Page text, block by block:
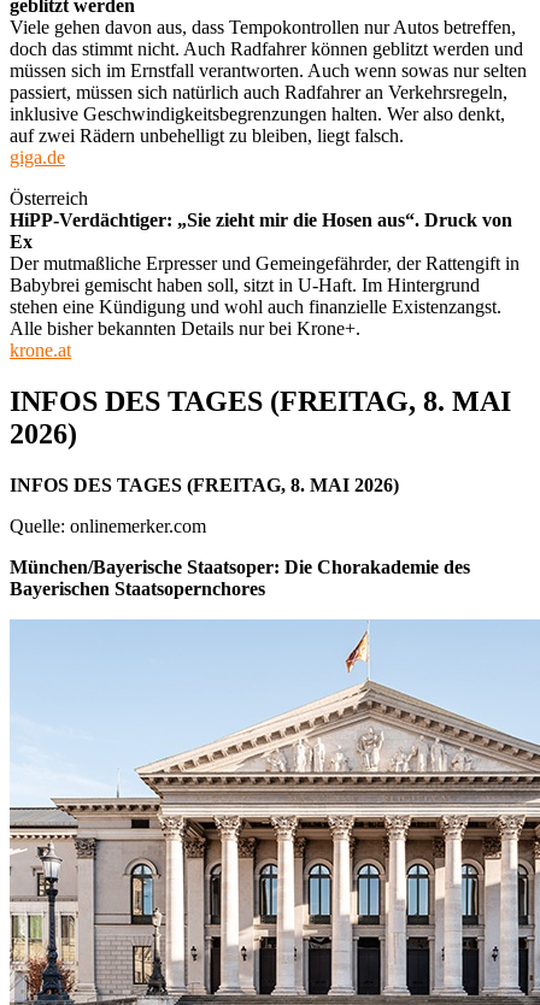
geblitzt werden
Viele gehen davon aus, dass Tempokontrollen nur Autos betreffen,
doch das stimmt nicht. Auch Radfahrer können geblitzt werden und
müssen sich im Ernstfall verantworten. Auch wenn sowas nur selten
passiert, müssen sich natürlich auch Radfahrer an Verkehrsregeln,
inklusive Geschwindigkeitsbegrenzungen halten. Wer also denkt,
auf zwei Rädern unbehelligt zu bleiben, liegt falsch.
giga.de
Österreich
HiPP-Verdächtiger: „Sie zieht mir die Hosen aus“. Druck von
Ex
Der mutmaßliche Erpresser und Gemeingefährder, der Rattengift in
Babybrei gemischt haben soll, sitzt in U-Haft. Im Hintergrund
stehen eine Kündigung und wohl auch finanzielle Existenzangst.
Alle bisher bekannten Details nur bei Krone+.
krone.at
INFOS DES TAGES (FREITAG, 8. MAI
2026)
INFOS DES TAGES (FREITAG, 8. MAI 2026)
Quelle: onlinemerker.com
München/Bayerische Staatsoper: Die Chorakademie des
Bayerischen Staatsopernchores